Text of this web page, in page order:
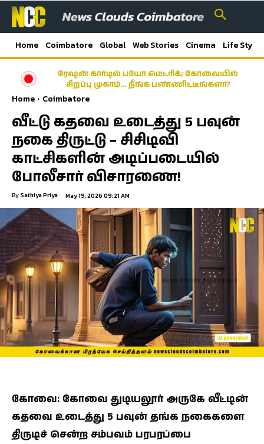
Home Coimbatore Global Web Stories Cinema Life Style
ரேஷன் கார்டில் பயோ மெட்ரிக்; கோவையில்
சிறப்பு முகாம்… நீங்க பண்ணிட்டீங்களா?
Home Coimbatore
வீட்டு கதவை உடைத்து 5 பவுன்
நகை திருட்டு – சிசிடிவி
காட்சிகளின் அடிப்படையில்
போலீசார் விசாரணை!
By Sathiya Priya May 19, 2026 09:21 AM
கோவை: கோவை துடியலூர் அருகே வீட்டின்
கதவை உடைத்து 5 பவுன் தங்க நகைகளை
திருடிச் சென்ற சம்பவம் பரபரப்பை